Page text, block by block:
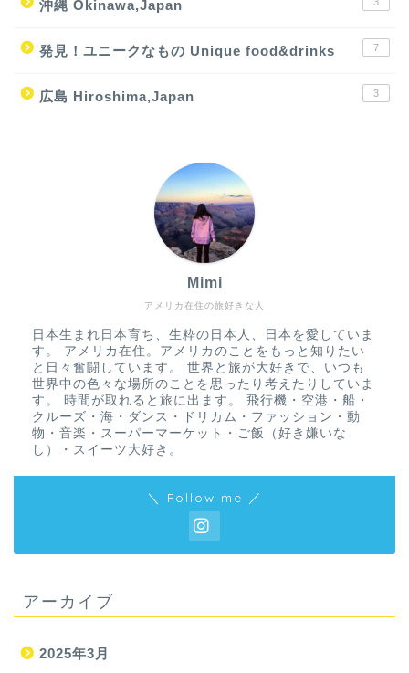
沖縄 Okinawa,Japan
発見！ユニークなもの Unique food&drinks 7
広島 Hiroshima,Japan 3
アメリカ在住の旅好きな人
Mimi
日本生まれ日本育ち、生粋の日本人、日本を愛していま
す。 アメリカ在住。アメリカのことをもっと知りたい
と日々奮闘しています。 世界と旅が大好きで、いつも
世界中の色々な場所のことを思ったり考えたりしていま
す。 時間が取れると旅に出ます。 飛行機・空港・船・
クルーズ・海・ダンス・ドリカム・ファッション・動
物・音楽・スーパーマーケット・ご飯（好き嫌いな
し）・スイーツ大好き。
＼ Follow me ／
アーカイブ
2025年3月